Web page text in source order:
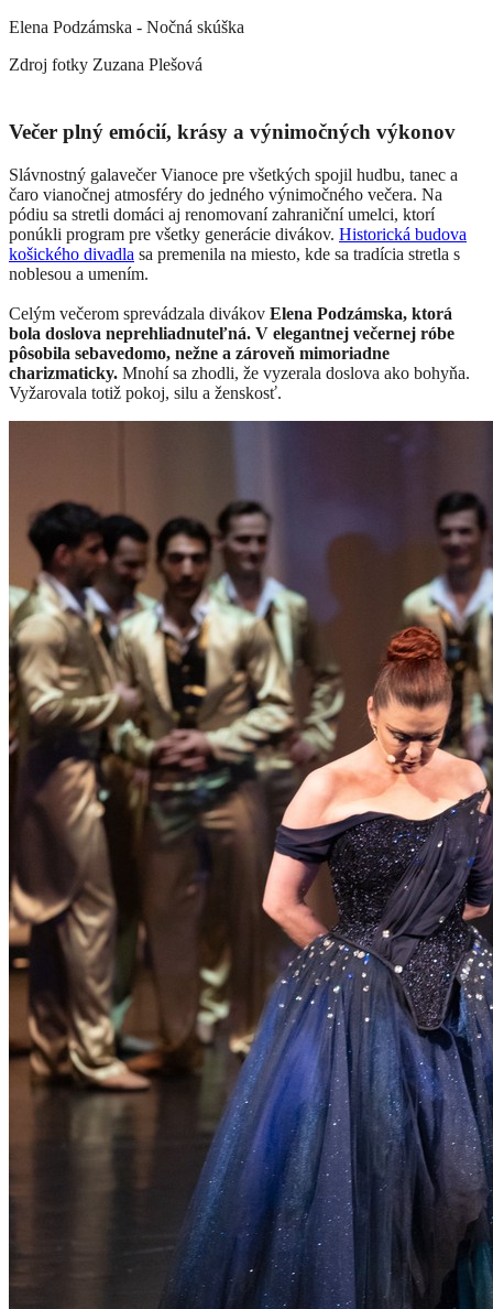
Elena Podzámska - Nočná skúška
Zdroj fotky Zuzana Plešová
Večer plný emócií, krásy a výnimočných výkonov
Slávnostný galavečer Vianoce pre všetkých spojil hudbu, tanec a
čaro vianočnej atmosféry do jedného výnimočného večera. Na
pódiu sa stretli domáci aj renomovaní zahraniční umelci, ktorí
ponúkli program pre všetky generácie divákov. Historická budova
košického divadla sa premenila na miesto, kde sa tradícia stretla s
noblesou a umením.
Celým večerom sprevádzala divákov Elena Podzámska, ktorá
bola doslova neprehliadnuteľná. V elegantnej večernej róbe
pôsobila sebavedomo, nežne a zároveň mimoriadne
charizmaticky. Mnohí sa zhodli, že vyzerala doslova ako bohyňa.
Vyžarovala totiž pokoj, silu a ženskosť.